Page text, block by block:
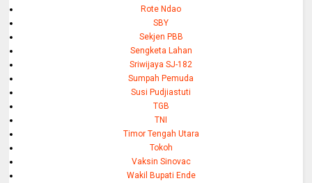
Rote Ndao
SBY
Sekjen PBB
Sengketa Lahan
Sriwijaya SJ-182
Sumpah Pemuda
Susi Pudjiastuti
TGB
TNI
Timor Tengah Utara
Tokoh
Vaksin Sinovac
Wakil Bupati Ende